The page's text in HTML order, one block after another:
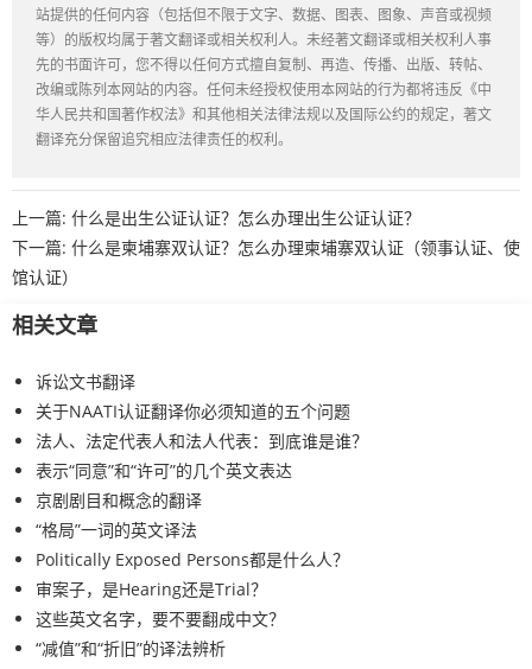
站提供的任何内容（包括但不限于文字、数据、图表、图象、声音或视频
等）的版权均属于著文翻译或相关权利人。未经著文翻译或相关权利人事
先的书面许可，您不得以任何方式擅自复制、再造、传播、出版、转帖、
改编或陈列本网站的内容。任何未经授权使用本网站的行为都将违反《中
华人民共和国著作权法》和其他相关法律法规以及国际公约的规定，著文
翻译充分保留追究相应法律责任的权利。
上一篇: 什么是出生公证认证？怎么办理出生公证认证？
下一篇: 什么是柬埔寨双认证？怎么办理柬埔寨双认证（领事认证、使
馆认证）
相关文章
诉讼文书翻译
关于NAATI认证翻译你必须知道的五个问题
法人、法定代表人和法人代表：到底谁是谁？
表示“同意”和“许可”的几个英文表达
京剧剧目和概念的翻译
“格局”一词的英文译法
Politically Exposed Persons都是什么人？
审案子，是Hearing还是Trial？
这些英文名字，要不要翻成中文？
“减值”和“折旧”的译法辨析